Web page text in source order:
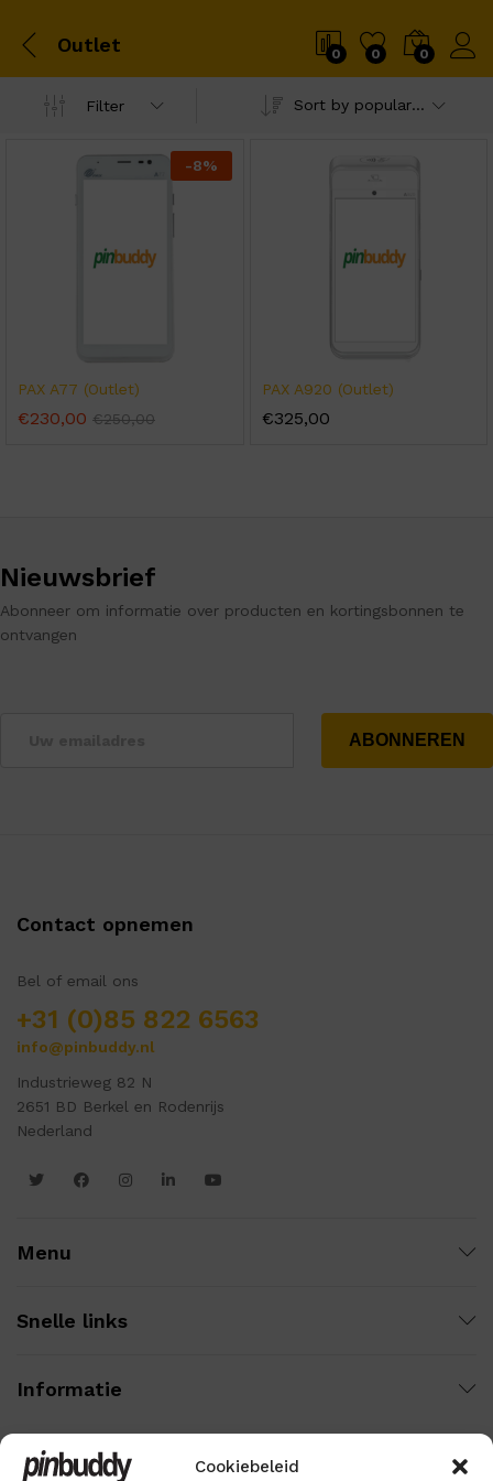
Cookiebeleid
Outlet 0 0 0
Filter Sort by popularity
-8%
PAX A77 (Outlet)
€230,00 €250,00
PAX A920 (Outlet)
€325,00
Nieuwsbrief
Abonneer om informatie over producten en kortingsbonnen te
ontvangen
Contact opnemen
Bel of email ons
+31 (0)85 822 6563
info@pinbuddy.nl
Industrieweg 82 N
2651 BD Berkel en Rodenrijs
Nederland
Menu
Snelle links
Informatie